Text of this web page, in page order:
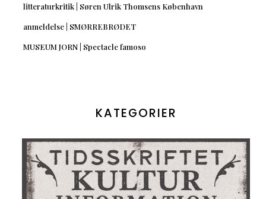
litteraturkritik | Søren Ulrik Thomsens København
anmeldelse | SMØRREBRØDET
MUSEUM JORN | Spectacle famoso
KATEGORIER